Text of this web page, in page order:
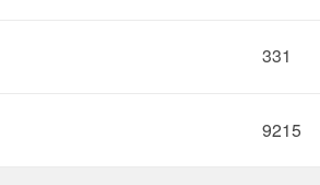
331
9215